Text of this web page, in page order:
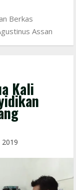
Berkas
Assan
Kali